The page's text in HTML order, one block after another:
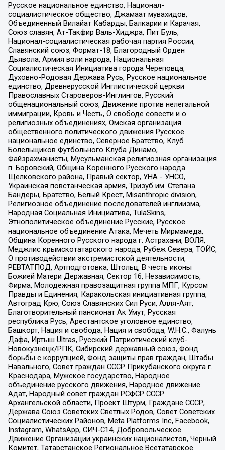
Русское национальное единство, Национал-
социалистическое общество, Джамаат мувахидов,
Объединенный Вилайат Кабарды, Балкарии и Карачая,
Союз славян, Ат-Такфир Валь-Хиджра, Пит Буль,
Национал-социалистическая рабочая партия России,
Славянский союз, Формат-18, Благородный Орден
Дьявола, Армия воли народа, Национальная
Социалистическая Инициатива города Череповца,
Духовно-Родовая Держава Русь, Русское национальное
единство, Древнерусской Инглистической церкви
Православных Староверов-Инглингов, Русский
общенациональный союз, Движение против нелегальной
иммиграции, Кровь и Честь, О свободе совести и о
религиозных объединениях, Омская организация
общественного политического движения Русское
национальное единство, Северное Братство, Клуб
Болельщиков Футбольного Клуба Динамо,
Файзрахманисты, Мусульманская религиозная организация
п. Боровский, Община Коренного Русского народа
Щелковского района, Правый сектор, УНА - УНСО,
Украинская повстанческая армия, Тризуб им. Степана
Бандеры, Братство, Белый Крест, Misanthropic division,
Религиозное объединение последователей инглиизма,
Народная Социальная Инициатива, TulaSkins,
Этнополитическое объединение Русские, Русское
национальное объединение Атака, Мечеть Мирмамеда,
Община Коренного Русского народа г. Астрахани, ВОЛЯ,
Меджлис крымскотатарского народа, Рубеж Севера, ТОЙС,
О противодействии экстремистской деятельности,
РЕВТАТПОД, Артподготовка, Штольц, В честь иконы
Божией Матери Державная, Сектор 16, Независимость,
Фирма, Молодежная правозащитная группа МПГ, Курсом
Правды и Единения, Каракольская инициативная группа,
Автоград Крю, Союз Славянских Сил Руси, Алля-Аят,
Благотворительный пансионат Ак Умут, Русская
республика Русь, Арестантское уголовное единство,
Башкорт, Нация и свобода, Нация и свобода, W.H.С., Фалунь
Дафа, Иртыш Ultras, Русский Патриотический клуб-
Новокузнецк/РПК, Сибирский державный союз, Фонд
борьбы с коррупцией, Фонд защиты прав граждан, Штабы
Навального, Совет граждан СССР Прикубанского округа г.
Краснодара, Мужское государство, Народное
объединение русского движения, Народное движение
Адат, Народный совет граждан РСФСР СССР
Архангельской области, Проект Штурм, Граждане СССР,
Держава Союз Советских Светлых Родов, Совет Советских
Социалистических Районов, Meta Platforms Inc, Facebook,
Instagram, WhatsApp, СИЧ-С14, Добровольческое
Движение Организации украинских националистов, Черный
Комитет, Татарстанское Региональное Всетатарское